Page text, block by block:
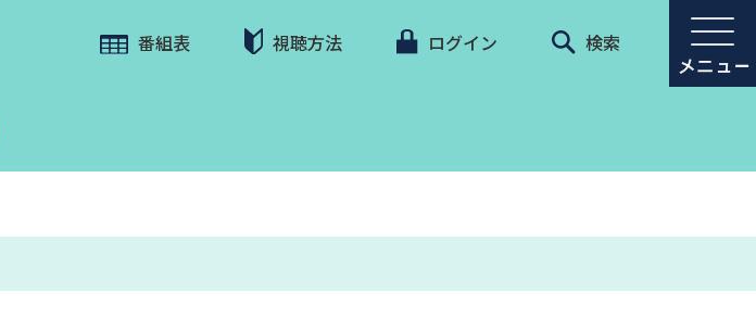
番組表 視聴方法 ログイン 検索